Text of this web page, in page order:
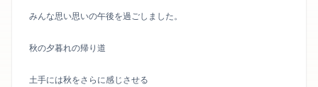
みんな思い思いの午後を過ごしました。
秋の夕暮れの帰り道
土手には秋をさらに感じさせる